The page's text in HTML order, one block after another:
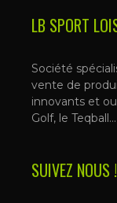
LB SPORT
Société
vente de
innovants et
Golf, le Teqball…
SUIVEZ NOUS !